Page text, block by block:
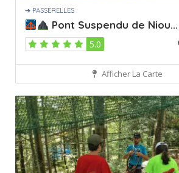
➔ PASSERELLES
Pont Suspendu de Niou...
5.0
Afficher La Carte